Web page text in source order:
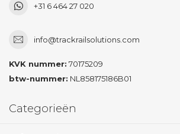
+31 6 464 27 020
info@trackrailsolutions.com
KVK nummer: 70175209
btw-nummer: NL858175186B01
Categorieën